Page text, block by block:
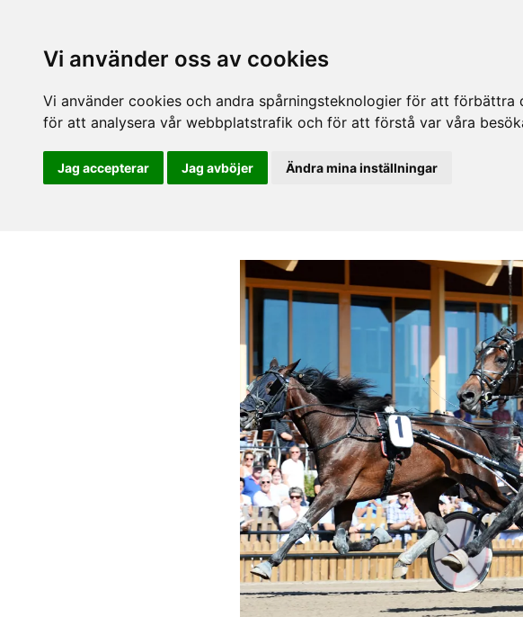
Vi använder oss av cookies
Vi använder cookies och andra spårningsteknologier för att
för att analysera vår webbplatstrafik och för att förstå var våra
Jag accepterar Jag avböjer Ändra mina inställningar